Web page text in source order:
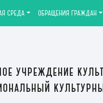
учреждение
СРЕДА ОБРАЩЕНИЯ ГРАЖДАН